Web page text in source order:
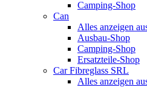
Camping-Shop
Can
Alles anzeigen
Ausbau-Shop
Camping-Shop
Ersatzteile-Shop
Car Fibreglass SRL
Alles anzeigen